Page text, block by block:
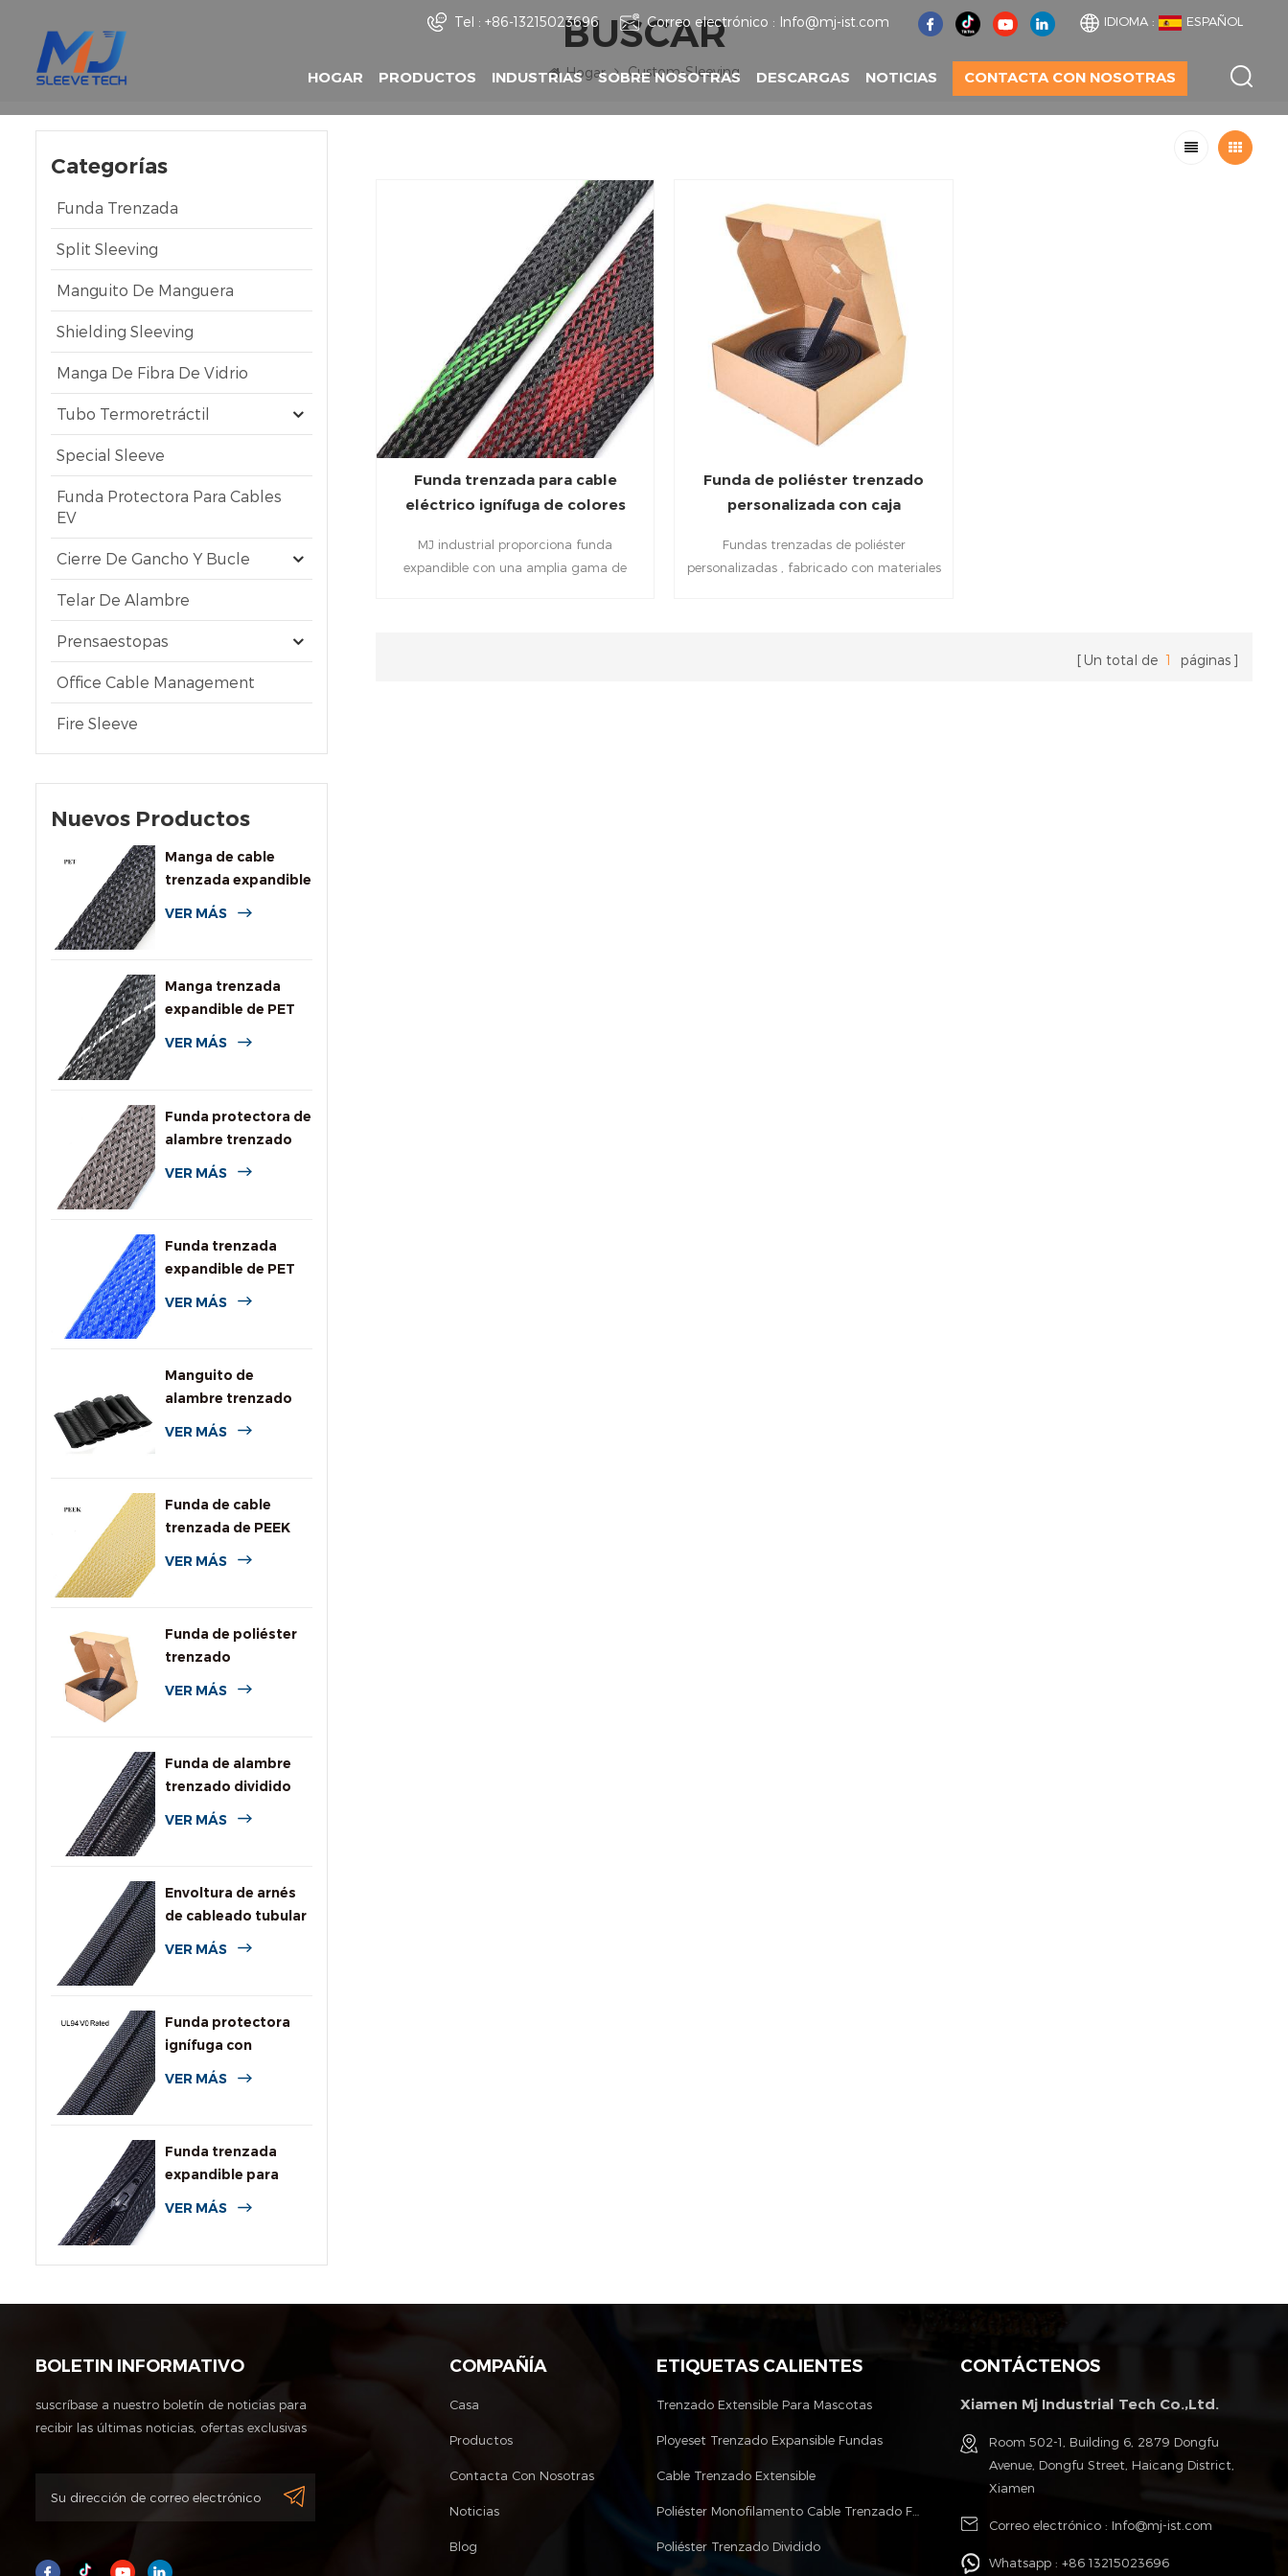
IDIOMA : ESPAÑOL
Tel : +86-13215023696 Correo electrónico : Info@mj-ist.com
HOGAR PRODUCTOS INDUSTRIAS SOBRE NOSOTRAS DESCARGAS NOTICIAS CONTACTA CON NOSOTRAS
BUSCAR
Hogar Custom-Sleeving
Categorías
Funda Trenzada
Split Sleeving
Manguito De Manguera
Shielding Sleeving
Manga De Fibra De Vidrio
Tubo Termoretráctil
Special Sleeve
Funda Protectora Para Cables
EV
Cierre De Gancho Y Bucle
Telar De Alambre
Prensaestopas
Office Cable Management
Fire Sleeve
Nuevos Productos
Manga de cable
trenzada expandible
de PET de uso
VER MÁS
Manga trenzada
expandible de PET
de alta resistencia a
VER MÁS
Funda protectora de
alambre trenzado
expandible
VER MÁS
Funda trenzada
expandible de PET
de colores para
VER MÁS
Manguito de
alambre trenzado
expansible de PPS
VER MÁS
Funda de cable
trenzada de PEEK
VER MÁS
Funda de poliéster
trenzado
personalizada con
VER MÁS
Funda de alambre
trenzado dividido
autoenvolvente
VER MÁS
Envoltura de arnés
de cableado tubular
dividida tejida
VER MÁS
Funda protectora
ignífuga con
clasificación UL94
VER MÁS
Funda trenzada
expandible para
cables con
VER MÁS
Funda trenzada para cable
eléctrico ignífuga de colores
MJ industrial proporciona funda
expandible con una amplia gama de
Funda de poliéster trenzado
personalizada con caja
Fundas trenzadas de poliéster
personalizadas , fabricado con materiales
Un total de 1 páginas
BOLETIN INFORMATIVO
suscríbase a nuestro boletín de noticias para
recibir las últimas noticias, ofertas exclusivas
COMPAÑÍA
Casa
Productos
Contacta Con Nosotras
Noticias
Blog
ETIQUETAS CALIENTES
Trenzado Extensible Para Mascotas
Ployeset Trenzado Expansible Fundas
Cable Trenzado Extensible
Poliéster Monofilamento Cable Trenzado Fundas
Poliéster Trenzado Dividido
CONTÁCTENOS
Xiamen Mj Industrial Tech Co.,Ltd.
Room 502-1, Building 6, 2879 Dongfu
Avenue, Dongfu Street, Haicang District,
Xiamen
Correo electrónico : Info@mj-ist.com
Whatsapp :+86 13215023696